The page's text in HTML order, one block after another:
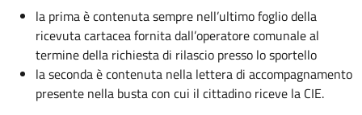
la prima è contenuta sempre nell’ultimo foglio della
ricevuta cartacea fornita dall’operatore comunale al
termine della richiesta di rilascio presso lo sportello
la seconda è contenuta nella lettera di accompagnamento
presente nella busta con cui il cittadino riceve la CIE.